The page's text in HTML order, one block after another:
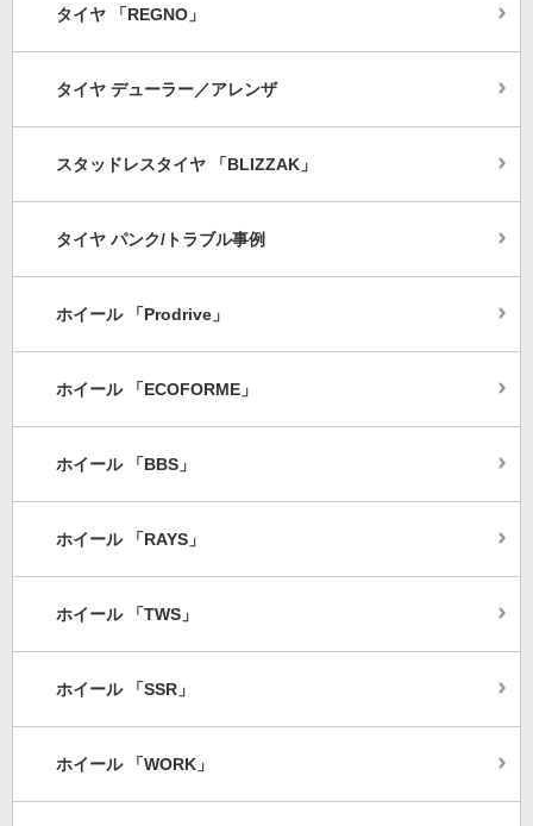
タイヤ 「REGNO」
タイヤ デューラー／アレンザ
スタッドレスタイヤ 「BLIZZAK」
タイヤ パンク/トラブル事例
ホイール 「Prodrive」
ホイール 「ECOFORME」
ホイール 「BBS」
ホイール 「RAYS」
ホイール 「TWS」
ホイール 「SSR」
ホイール 「WORK」